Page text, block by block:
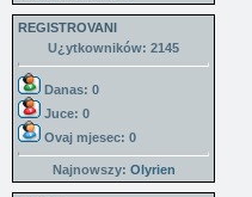
REGISTROVANI
U¿ytkowników: 2145
Danas: 0
Juce: 0
Ovaj mjesec: 0
Najnowszy: Olyrien